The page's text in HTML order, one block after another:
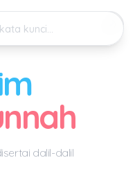
dalil-dalil